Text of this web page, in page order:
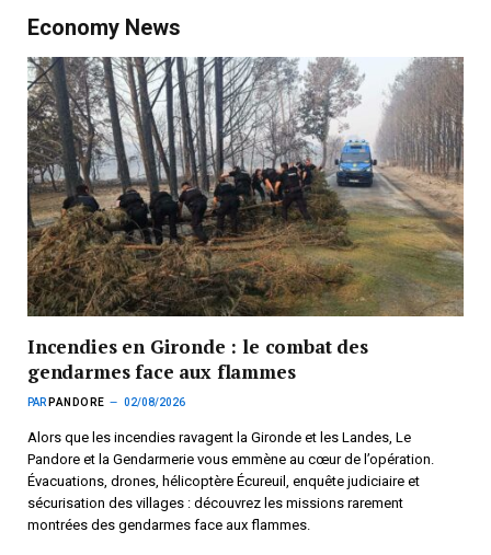
Economy News
Incendies en Gironde : le combat des
gendarmes face aux flammes
PAR PANDORE 02/08/2026
Alors que les incendies ravagent la Gironde et les Landes, Le
Pandore et la Gendarmerie vous emmène au cœur de l’opération.
Évacuations, drones, hélicoptère Écureuil, enquête judiciaire et
sécurisation des villages : découvrez les missions rarement
montrées des gendarmes face aux flammes.